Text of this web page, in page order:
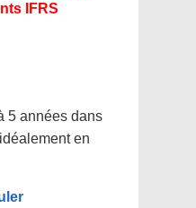
IFRS
5 années dans
en